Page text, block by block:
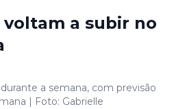
a subir no
a semana, com previsão
| Foto: Gabrielle